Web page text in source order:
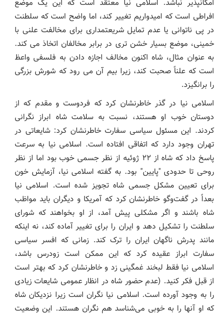
امکانپذیر نباشد. اسلامی نیا معتقد است که این یک موضع
افراطی است که امیدواریم تغییر کند، اما واضح است که سلطنت
در پی ناتوانی یا عدم تمایل شریعتمداری برای مخالفت علنی با
خمینی، موضع بسیار خشن تری در برابر مخالفان اتخاذ می کند.
به عنوان مثال، شاه اکنون مخالف اجازه دادن به فلسفی واعظ
است که علناً صحبت کند، زیرا بیم آن می رود که شورش بزرگی
را برانگیزد.
اسلامی نیا در گذر خاطرنشان کرد که فردوست و مقدم که از
دوستان خوب او هستند، نسبت به سلامت شاه ابراز نگرانی
کردند. این مسئول سیاسی سفارت خاطرنشان کرد: شایعاتی در
تهران وجود دارد که اتفاقی افتاده است. اسلامی نیا به سرعت
پاسخ داد که شاه از ۲۲ ژوئیه از نظر جسمی خوب بود اما از نظر
روحی تا حدودی "پایین" بود. به گفته اسلامی نیا، آزمایش خون
برای تعیین مشکل جسمی شاه تجویز شده است. اسلامی نیا
بعداً در گفت‌وگو خاطرنشان کرد که آمریکا و دیگران باید مواظب
شاه باشند و اگر مشکلی پیش آمد، از او بخواهند که شورای
سلطنت را تشکیل دهد و ایران را برای تغییر آماده کند، نه اینکه
مانند پدرش ناگهان ایران را ترک کند. زمانی که افسر سیاسی
سفارت ابراز عقیده کرد که این ممکن است زودرس باشد،
اسلامی نیا فقط لبخند غمگینی زد و خاطرنشان کرد که بهتر است
از قبل فکر کنید. (عدم حضور شاه در انظار عمومی شایعات زیادی
را به وجود آورده است. اسلامی نیا نگران است زیرا نزدیکان شاه
که او آنها را به خوبی می‌شناسد هم نگران هستند. این وضعیت